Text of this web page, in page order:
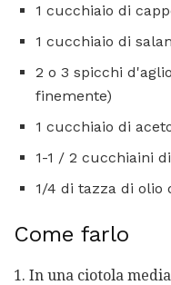
1 cucchiaio di
1 cucchiaio di
2 o 3 spicchi
finemente)
1 cucchiaio di
1-1 / 2 cucchiaini
1/4 di tazza di olio
Come farlo
1. In una ciotola